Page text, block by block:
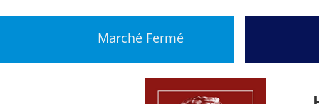
Marché Fermé